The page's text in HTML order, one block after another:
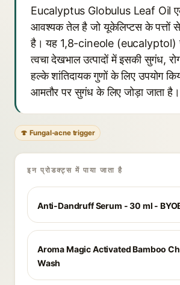
Eucalyptus Globulus Leaf Oil
आवश्यक तेल है जो यूकेलिप्टस के पत्तों से
है। यह 1,8-cineole (eucalyptol)
त्वचा देखभाल उत्पादों में इसकी सुगंध,
हल्के शांतिदायक गुणों के लिए उपयोग
आमतौर पर सुगंध के लिए जोड़ा जाता है।
🍄 Fungal-acne trigger
इन प्रोडक्ट्स में पाया जाता है
Anti-Dandruff Serum - 30 ml -
Aroma Magic Activated Bamboo
Wash